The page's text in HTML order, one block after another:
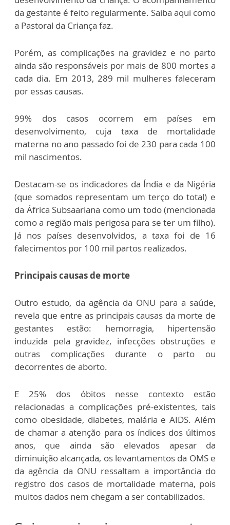
da gestante é feito regularmente. Saiba aqui como
a Pastoral da Criança faz.
Porém, as complicações na gravidez e no parto
ainda são responsáveis por mais de 800 mortes a
cada dia. Em 2013, 289 mil mulheres faleceram
por essas causas.
99% dos casos ocorrem em países em
desenvolvimento, cuja taxa de mortalidade
materna no ano passado foi de 230 para cada 100
mil nascimentos.
Destacam-se os indicadores da Índia e da Nigéria
(que somados representam um terço do total) e
da África Subsaariana como um todo (mencionada
como a região mais perigosa para se ter um filho).
Já nos países desenvolvidos, a taxa foi de 16
falecimentos por 100 mil partos realizados.
Principais causas de morte
Outro estudo, da agência da ONU para a saúde,
revela que entre as principais causas da morte de
gestantes estão: hemorragia, hipertensão
induzida pela gravidez, infecções obstruções e
outras complicações durante o parto ou
decorrentes de aborto.
E 25% dos óbitos nesse contexto estão
relacionadas a complicações pré-existentes, tais
como obesidade, diabetes, malária e AIDS. Além
de chamar a atenção para os índices dos últimos
anos, que ainda são elevados apesar da
diminuição alcançada, os levantamentos da OMS e
da agência da ONU ressaltam a importância do
registro dos casos de mortalidade materna, pois
muitos dados nem chegam a ser contabilizados.